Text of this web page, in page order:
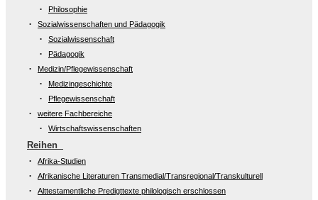
Philosophie
Sozialwissenschaften und Pädagogik
Sozialwissenschaft
Pädagogik
Medizin/Pflegewissenschaft
Medizingeschichte
Pflegewissenschaft
weitere Fachbereiche
Wirtschaftswissenschaften
Reihen
Afrika-Studien
Afrikanische Literaturen Transmedial/Transregional/Transkulturell
Alttestamentliche Predigttexte philologisch erschlossen